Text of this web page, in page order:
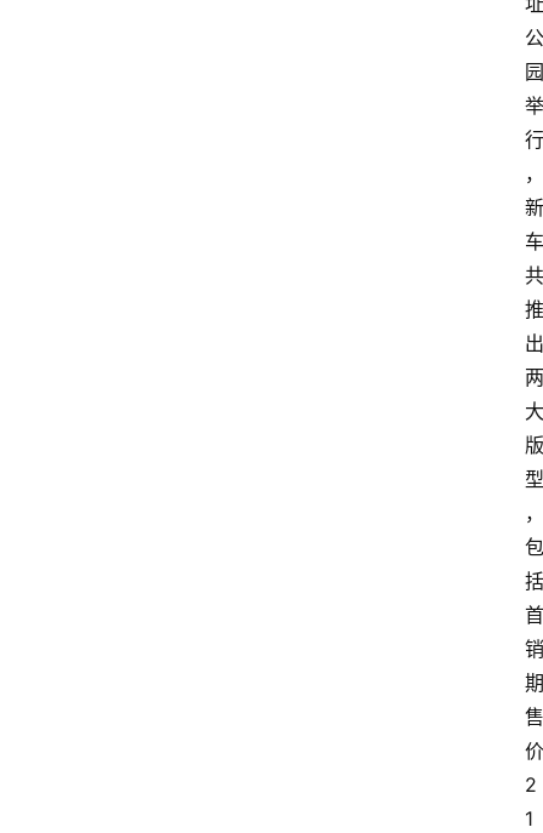
公
园
举
行
，
新
车
共
推
出
两
大
版
型
，
包
括
首
销
期
售
价
2
1